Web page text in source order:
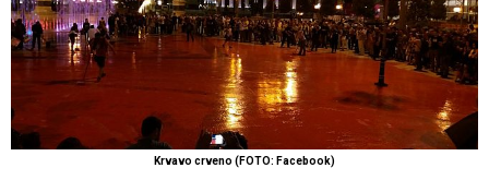
Krvavo crveno (FOTO: Facebook)